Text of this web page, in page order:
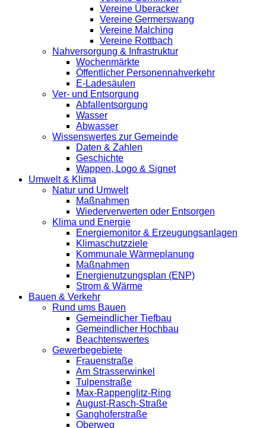
Vereine Überacker
Vereine Germerswang
Vereine Malching
Vereine Rottbach
Nahversorgung & Infrastruktur
Wochenmärkte
Öffentlicher Personennahverkehr
E-Ladesäulen
Ver- und Entsorgung
Abfallentsorgung
Wasser
Abwasser
Wissenswertes zur Gemeinde
Daten & Zahlen
Geschichte
Wappen, Logo & Signet
Umwelt & Klima
Natur und Umwelt
Maßnahmen
Wiederverwerten oder Entsorgen
Klima und Energie
Energiemonitor & Erzeugungsanlagen
Klimaschutzziele
Kommunale Wärmeplanung
Maßnahmen
Energienutzungsplan (ENP)
Strom & Wärme
Bauen & Verkehr
Rund ums Bauen
Gemeindlicher Tiefbau
Gemeindlicher Hochbau
Beachtenswertes
Gewerbegebiete
Frauenstraße
Am Strasserwinkel
Tulpenstraße
Max-Rappenglitz-Ring
August-Rasch-Straße
Ganghoferstraße
Oberweg